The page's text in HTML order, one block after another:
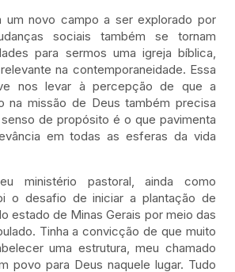
um novo campo a ser explorado por
sociais também se tornam
para sermos uma igreja bíblica,
na contemporaneidade. Essa
nos levar à percepção de que a
na missão de Deus também precisa
de propósito é o que pavimenta
em todas as esferas da vida
ministério pastoral, ainda como
o desafio de iniciar a plantação de
estado de Minas Gerais por meio das
Tinha a convicção de que muito
uma estrutura, meu chamado
povo para Deus naquele lugar. Tudo